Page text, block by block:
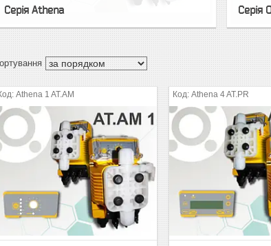
Серія Athena Серія
Athena 1 AT.AM Athena 4 AT.PR